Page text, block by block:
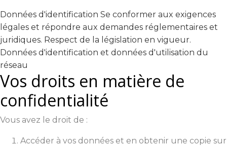
Données d'identification Se conformer aux exigences
légales et répondre aux demandes réglementaires et
juridiques. Respect de la législation en vigueur.
Données d'identification et données d'utilisation du
réseau
Vos droits en matière de
confidentialité
Vous avez le droit de :
Accéder à vos données et en obtenir une copie sur